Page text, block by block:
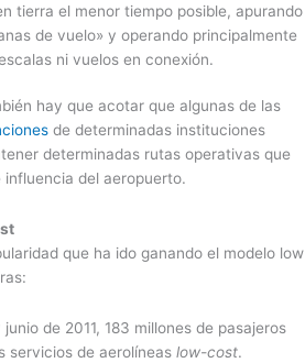
tierra el menor tiempo posible, apurando
de vuelo» y operando principalmente
ni vuelos en conexión.
hay que acotar que algunas de las
de determinadas instituciones
determinadas rutas operativas que
del aeropuerto.
que ha ido ganando el modelo low
de 2011, 183 millones de pasajeros
servicios de aerolíneaslow-cost.